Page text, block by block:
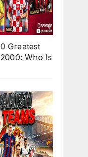
Greatest
Who Is